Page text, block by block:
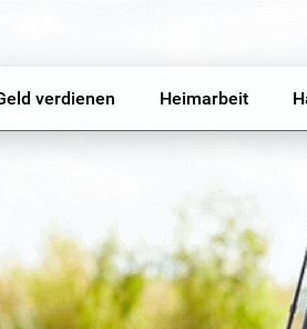
verdienen Heimarbeit